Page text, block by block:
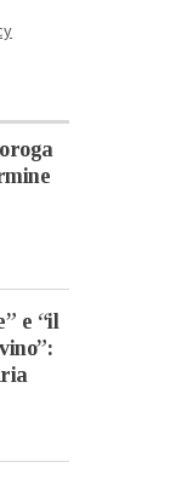
e “il